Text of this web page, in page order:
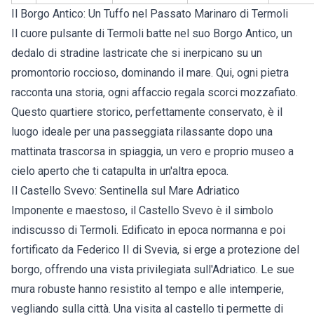
Il Borgo Antico: Un Tuffo nel Passato Marinaro di Termoli
Il cuore pulsante di Termoli batte nel suo Borgo Antico, un
dedalo di stradine lastricate che si inerpicano su un
promontorio roccioso, dominando il mare. Qui, ogni pietra
racconta una storia, ogni affaccio regala scorci mozzafiato.
Questo quartiere storico, perfettamente conservato, è il
luogo ideale per una passeggiata rilassante dopo una
mattinata trascorsa in spiaggia, un vero e proprio museo a
cielo aperto che ti catapulta in un'altra epoca.
Il Castello Svevo: Sentinella sul Mare Adriatico
Imponente e maestoso, il Castello Svevo è il simbolo
indiscusso di Termoli. Edificato in epoca normanna e poi
fortificato da Federico II di Svevia, si erge a protezione del
borgo, offrendo una vista privilegiata sull'Adriatico. Le sue
mura robuste hanno resistito al tempo e alle intemperie,
vegliando sulla città. Una visita al castello ti permette di